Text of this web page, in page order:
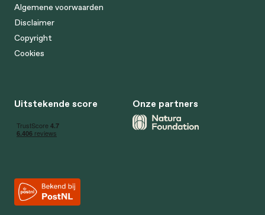
Algemene voorwaarden
Disclaimer
Copyright
Cookies
Uitstekende score Onze partners